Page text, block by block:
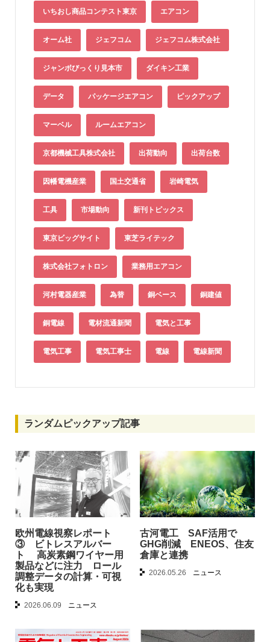
いちおし商品コンテスト東京 エアコン
オーム社 ジェフコム ジェフコム株式会社
ジャンボびっくり見本市 ダイキン工業
データ パッケージエアコン ピックアップ
マーベル ルームエアコン
京都機械工具株式会社 出荷動向 出荷台数
因幡電機産業 国土交通省 岩崎電気
工具 市場動向 新刊トピックス
東京ビッグサイト 東芝ライテック
株式会社フォトロン 業務用エアコン
河村電器産業 為替 銅ベース 銅建値
銅電線 電材流通新聞 電気と工事
電気工事 電気工事士 電線 電線新聞
ランダムピックアップ記事
欧州電線視察レポート
③ ビトレスアルバー
ト 高炭素鋼ワイヤー用
製品などに注力 ロール
調整データの計算・可視
化も実現
2026.06.09 ニュース
古河電工 SAF活用で
GHG削減 ENEOS、住友
倉庫と連携
2026.05.26 ニュース